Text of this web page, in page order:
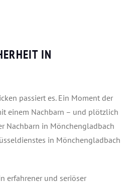
IN
passiert es. Ein Moment der
einem Nachbarn – und plötzlich
Nachbarn in Mönchengladbach
in Mönchengladbach
erfahrener und seriöser